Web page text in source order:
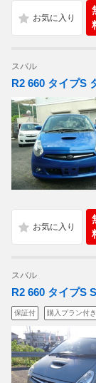
スバル
R2 660 タイプ
スバル
R2 660 タイプS S
保証付 購入プラン付き